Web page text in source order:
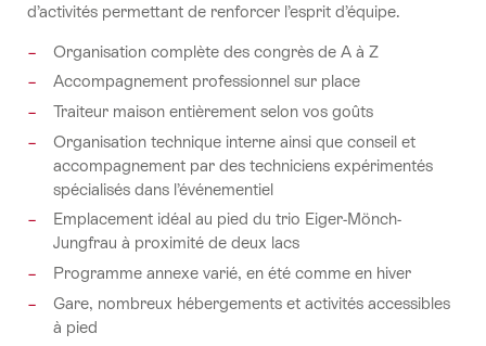
d’activités permettant de renforcer l’esprit d’équipe.
Organisation complète des congrès de A à Z
Accompagnement professionnel sur place
Traiteur maison entièrement selon vos goûts
Organisation technique interne ainsi que conseil et
accompagnement par des techniciens expérimentés
spécialisés dans l’événementiel
Emplacement idéal au pied du trio Eiger-Mönch-
Jungfrau à proximité de deux lacs
Programme annexe varié, en été comme en hiver
Gare, nombreux hébergements et activités accessibles
à pied